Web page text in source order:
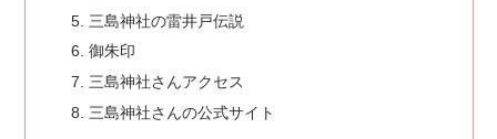
三島神社の雷井戸伝説
御朱印
三島神社さんアクセス
三島神社さんの公式サイト